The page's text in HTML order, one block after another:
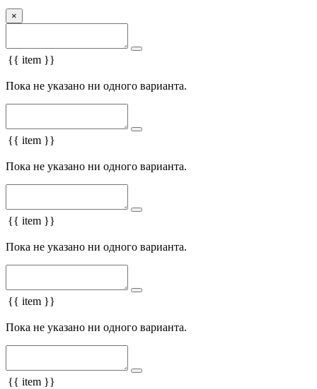
×
{{ item }}
Пока не указано ни одного варианта.
{{ item }}
Пока не указано ни одного варианта.
{{ item }}
Пока не указано ни одного варианта.
{{ item }}
Пока не указано ни одного варианта.
{{ item }}